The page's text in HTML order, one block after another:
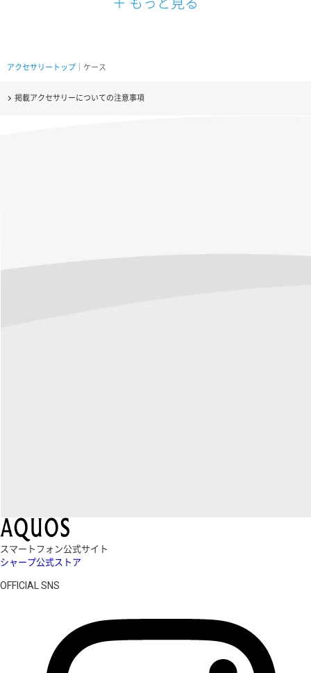
アクセサリートップ ｜ケース
掲載アクセサリーについての注意事項
スマートフォン公式サイト
シャープ公式ストア
OFFICIAL SNS